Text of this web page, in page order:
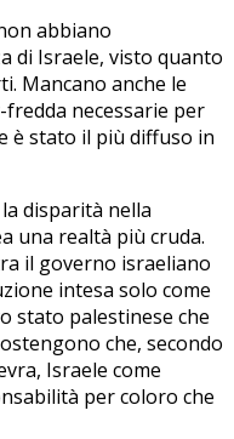
abbiano
di Israele, visto quanto
Mancano anche le
necessarie per
è stato il più diffuso in
disparità nella
una realtà più cruda.
il governo israeliano
intesa solo come
stato palestinese che
che, secondo
Israele come
per coloro che